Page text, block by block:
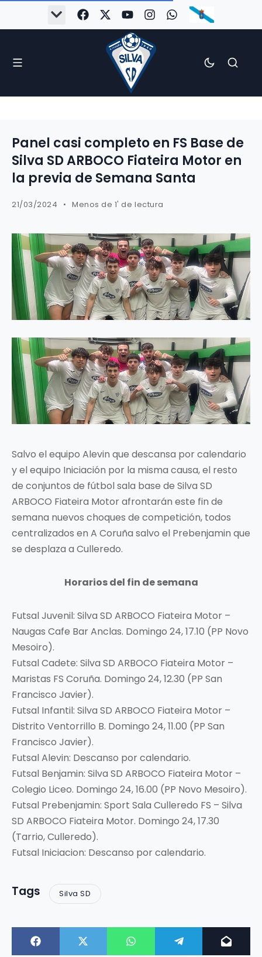
Panel casi completo en FS Base de
Silva SD ARBOCO Fiateira Motor en
la previa de Semana Santa
21/03/2024 Menos de 1' de lectura
Salvo el equipo Alevin que descansa por calendario
y el equipo Iniciación por la misma causa, el resto
de conjuntos de fútbol sala base de Silva SD
ARBOCO Fiateira Motor afrontarán este fin de
semana nuevos choques de competición, todos
centralizados en A Coruña salvo el Prebenjamin que
se desplaza a Culleredo.
Horarios del fin de semana
Futsal Juvenil: Silva SD ARBOCO Fiateira Motor –
Naugas Cafe Bar Anclas. Domingo 24, 17.10 (PP Novo
Mesoiro).
Futsal Cadete: Silva SD ARBOCO Fiateira Motor –
Maristas FS Coruña. Domingo 24, 12.30 (PP San
Francisco Javier).
Futsal Infantil: Silva SD ARBOCO Fiateira Motor –
Distrito Ventorrillo B. Domingo 24, 11.00 (PP San
Francisco Javier).
Futsal Alevin: Descanso por calendario.
Futsal Benjamin: Silva SD ARBOCO Fiateira Motor –
Colegio Liceo. Domingo 24, 16.00 (PP Novo Mesoiro).
Futsal Prebenjamin: Sport Sala Culleredo FS – Silva
SD ARBOCO Fiateira Motor. Domingo 24, 17.30
(Tarrio, Culleredo).
Futsal Iniciacion: Descanso por calendario.
Tags Silva SD